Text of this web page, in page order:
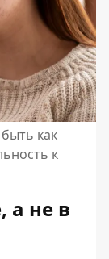
как
к
а не в